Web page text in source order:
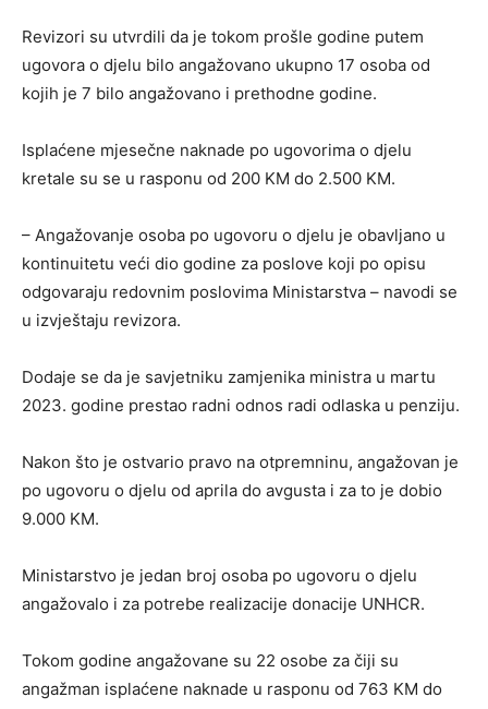
Revizori su utvrdili da je tokom prošle godine putem
ugovora o djelu bilo angažovano ukupno 17 osoba od
kojih je 7 bilo angažovano i prethodne godine.
Isplaćene mjesečne naknade po ugovorima o djelu
kretale su se u rasponu od 200 KM do 2.500 KM.
– Angažovanje osoba po ugovoru o djelu je obavljano u
kontinuitetu veći dio godine za poslove koji po opisu
odgovaraju redovnim poslovima Ministarstva – navodi se
u izvještaju revizora.
Dodaje se da je savjetniku zamjenika ministra u martu
2023. godine prestao radni odnos radi odlaska u penziju.
Nakon što je ostvario pravo na otpremninu, angažovan je
po ugovoru o djelu od aprila do avgusta i za to je dobio
9.000 KM.
Ministarstvo je jedan broj osoba po ugovoru o djelu
angažovalo i za potrebe realizacije donacije UNHCR.
Tokom godine angažovane su 22 osobe za čiji su
angažman isplaćene naknade u rasponu od 763 KM do